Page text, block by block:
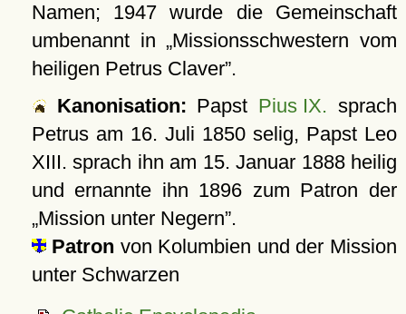
Namen; 1947 wurde die Gemeinschaft
umbenannt in Missionsschwestern vom
heiligen Petrus Claver .
Kanonisation: Papst Pius IX. sprach
Petrus am 16. Juli 1850selig, Papst Leo
XIII. sprach ihn am 15. Januar 1888heilig
und ernannte ihn 1896 zum Patron der
Mission unter Negern .
Patron von Kolumbien und der Mission
unter Schwarzen